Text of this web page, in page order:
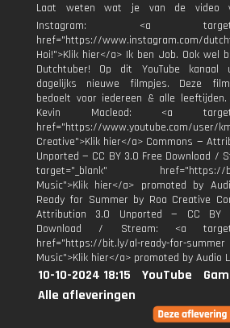
Laat weten wat je van de video
Instagram: <a
href="https://www.instagram.com/
Hoi!">Klik hier</a> Ik ben Job. Ook wel
Dutchtuber! Op dit YouTube kanaal
dagelijks nieuwe filmpjes. Deze
bedoelt voor iedereen & alle
Kevin Macleod: <a
href="https://www.youtube.com/user/
Creative">Klik hier</a> Commons —
Unported — CC BY 3.0 Free Download /
target="_blank" href="https://
Music">Klik hier</a> promoted by
Ready for Summer by Roa Creative
Attribution 3.0 Unported — CC BY
Download / Stream: <a
href="https://bit.ly/al-ready-for-summer
Music">Klik hier</a> promoted by Audio
10-10-2024 18:15 YouTube
Alle afleveringen